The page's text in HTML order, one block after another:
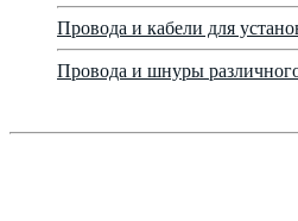
Провода и кабели для
Провода и шнуры